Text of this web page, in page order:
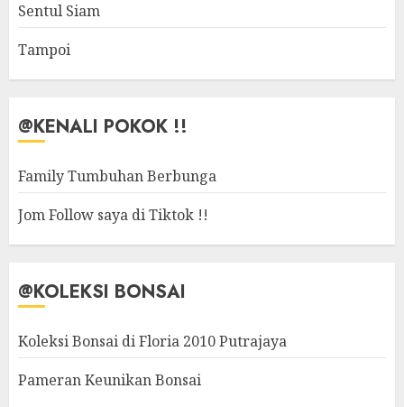
Sentul Siam
Tampoi
@KENALI POKOK !!
Family Tumbuhan Berbunga
Jom Follow saya di Tiktok !!
@KOLEKSI BONSAI
Koleksi Bonsai di Floria 2010 Putrajaya
Pameran Keunikan Bonsai